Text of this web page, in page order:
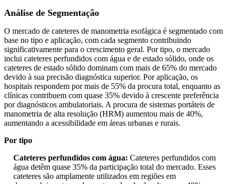
Análise de Segmentação
O mercado de cateteres de manometria esofágica é segmentado com
base no tipo e aplicação, com cada segmento contribuindo
significativamente para o crescimento geral. Por tipo, o mercado
inclui cateteres perfundidos com água e de estado sólido, onde os
cateteres de estado sólido dominam com mais de 65% do mercado
devido à sua precisão diagnóstica superior. Por aplicação, os
hospitais respondem por mais de 55% da procura total, enquanto as
clínicas contribuem com quase 35% devido à crescente preferência
por diagnósticos ambulatoriais. A procura de sistemas portáteis de
manometria de alta resolução (HRM) aumentou mais de 40%,
aumentando a acessibilidade em áreas urbanas e rurais.
Por tipo
Cateteres perfundidos com água: Cateteres perfundidos com
água detêm quase 35% da participação total do mercado. Esses
cateteres são amplamente utilizados em regiões em